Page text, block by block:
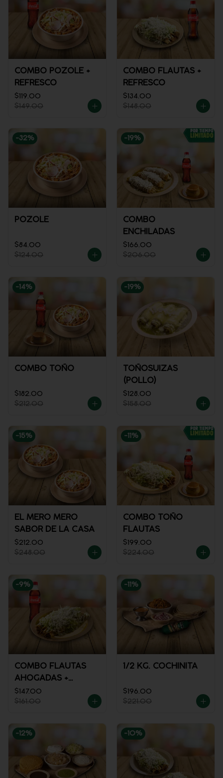
COMBO POZOLE +
REFRESCO
$119.00
$149.00
COMBO FLAUTAS +
REFRESCO
$134.00
$148.00
-32%
POZOLE
$84.00
$124.00
-19%
COMBO
ENCHILADAS
$166.00
$206.00
-14%
COMBO TOÑO
$182.00
$212.00
-19%
TOÑOSUIZAS
(POLLO)
$128.00
$158.00
-15%
EL MERO MERO
SABOR DE LA CASA
$212.00
$248.00
-11 %
COMBO TOÑO
FLAUTAS
$199.00
$224.00
-9%
COMBO FLAUTAS
AHOGADAS +
REFRESCO
$147.00
$161.00
-11 %
1/2 KG. COCHINITA
$196.00
$221.00
-12% -10%